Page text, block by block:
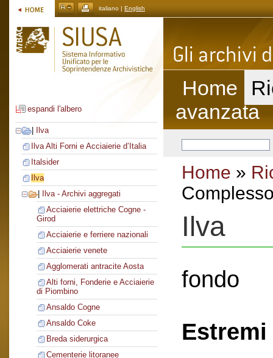
italiano | English
espandi l'albero
Ilva
Ilva Alti Forni e Acciaierie d’Italia
Italsider
Ilva
Ilva - Archivi aggregati
Acciaierie elettriche Cogne -
Girod
Acciaierie e ferriere nazionali
Acciaierie venete
Agglomerati antracite Aosta
Alti forni, Fonderie e Acciaierie
di Piombino
Ansaldo Cogne
Ansaldo Coke
Breda siderurgica
Cementerie litoranee
Home
avanzata
Home »
Ilva
fondo